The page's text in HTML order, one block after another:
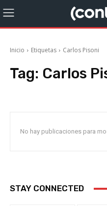
Inicio Etiquetas Carlos Pisoni
Tag: Carlos
No hay publicaciones para
STAY CONNECTED